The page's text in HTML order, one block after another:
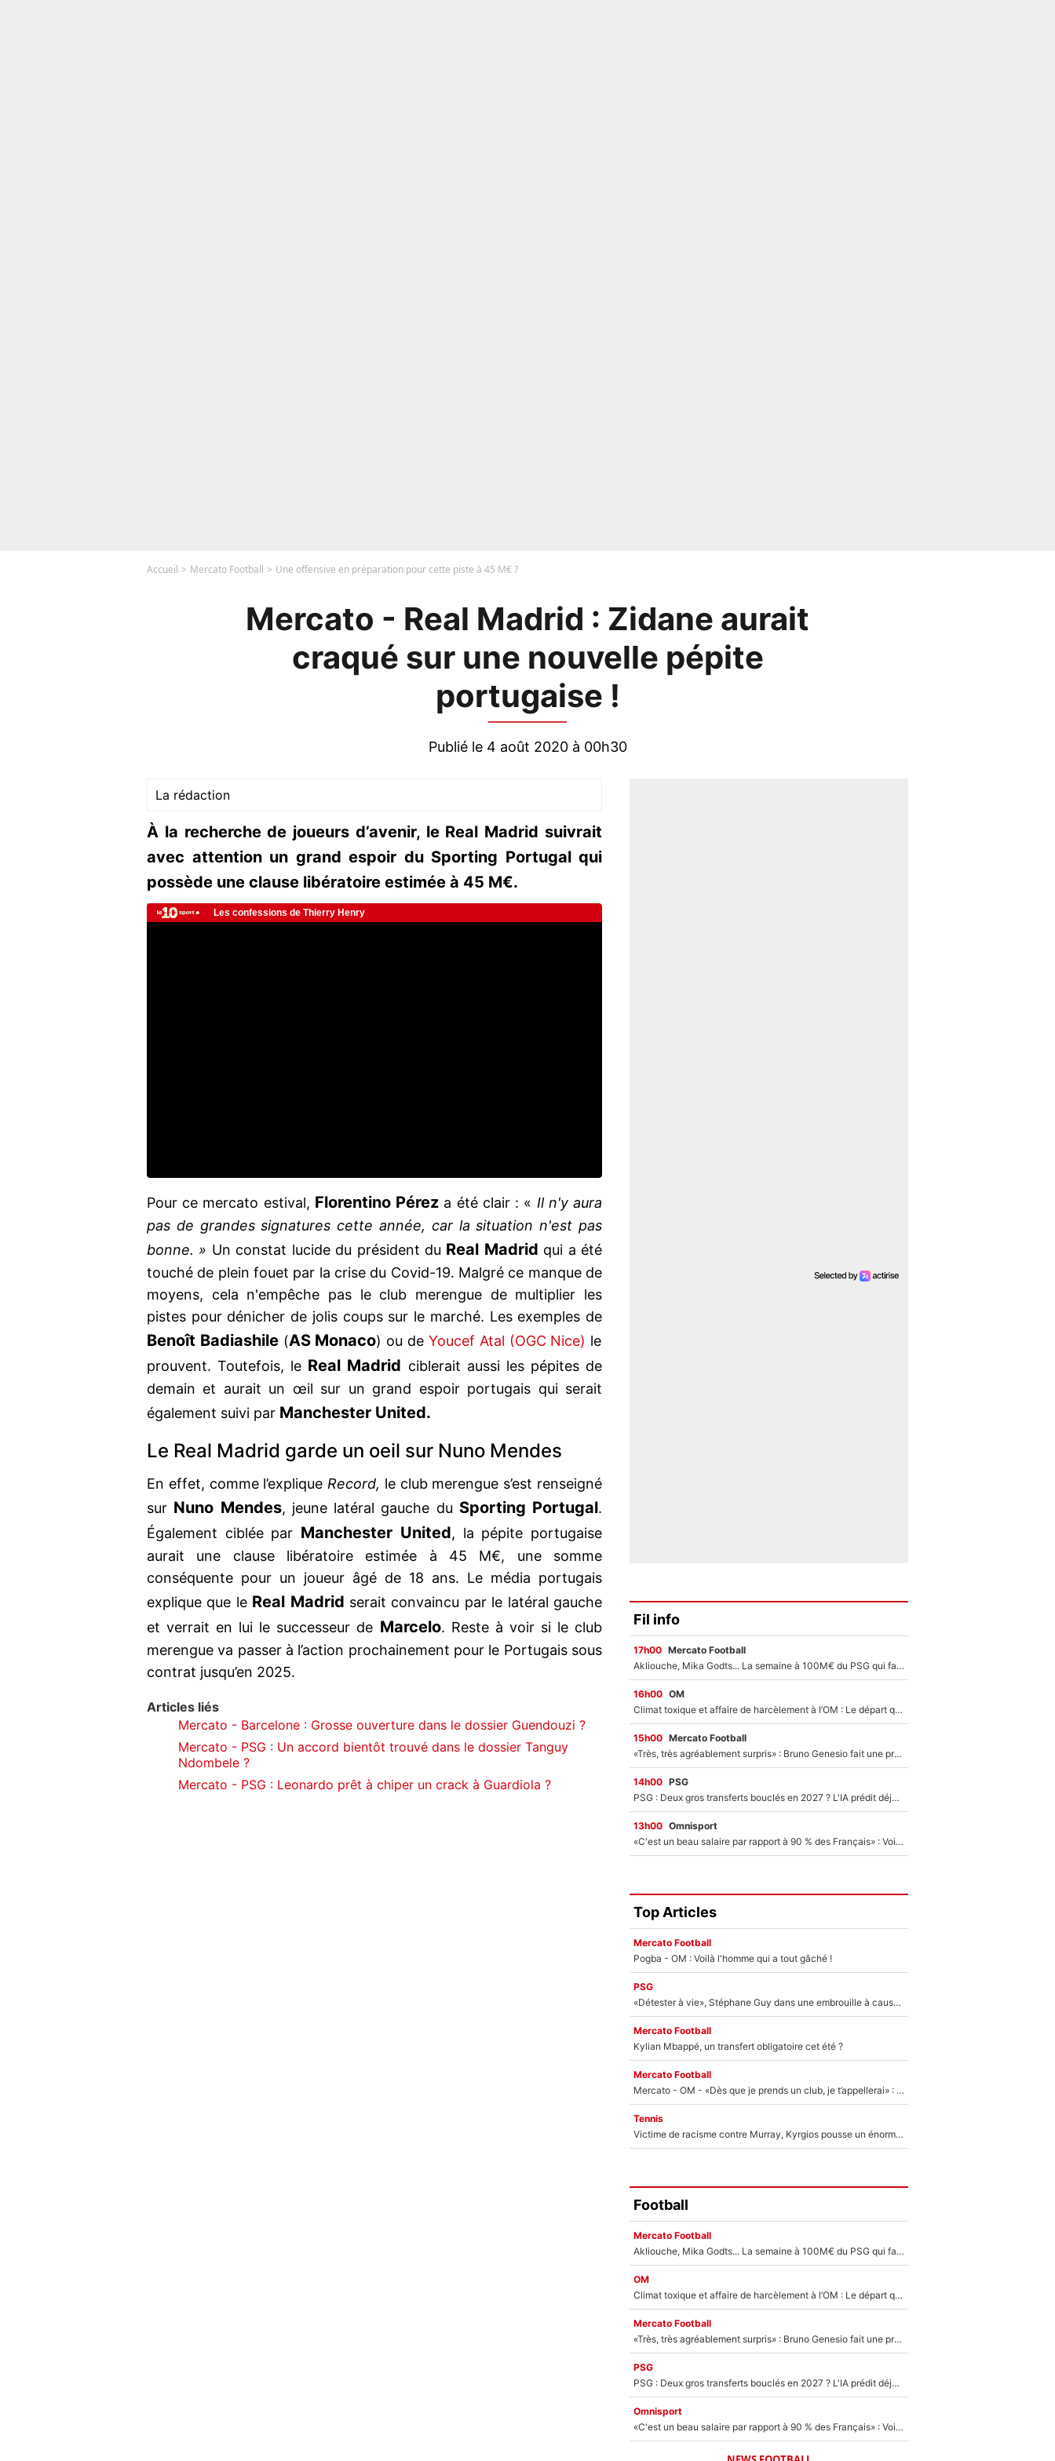
Accueil Mercato Football Une offensive en préparation pour cette piste à 45 M€ ?
Mercato - Real Madrid : Zidane aurait
craqué sur une nouvelle pépite
portugaise !
Publié le 4 août 2020 à 00h30
La rédaction
À la recherche de joueurs d’avenir, le Real Madrid suivrait
avec attention un grand espoir du Sporting Portugal qui
possède une clause libératoire estimée à 45 M€.
Pour ce mercato estival, Florentino Pérez a été clair : « Il n'y aura
pas de grandes signatures cette année, car la situation n'est pas
bonne. » Un constat lucide du président du Real Madrid qui a été
touché de plein fouet par la crise du Covid-19. Malgré ce manque de
moyens, cela n'empêche pas le club merengue de multiplier les
pistes pour dénicher de jolis coups sur le marché. Les exemples de
Benoît Badiashile(AS Monaco) ou de Youcef Atal (OGC Nice) le
prouvent. Toutefois, le Real Madrid ciblerait aussi les pépites de
demain et aurait un œil sur un grand espoir portugais qui serait
également suivi par Manchester United.
Le Real Madrid garde un oeil sur Nuno Mendes
En effet, comme l’expliqueRecord, le club merengue s’est renseigné
sur Nuno Mendes, jeune latéral gauche du Sporting Portugal.
Également ciblée par Manchester United, la pépite portugaise
aurait une clause libératoire estimée à 45 M€, une somme
conséquente pour un joueur âgé de 18 ans. Le média portugais
explique que leReal Madrid serait convaincu par le latéral gauche
et verrait en lui le successeur de Marcelo. Reste à voir si le club
merengue va passer à l’action prochainement pour le Portugais sous
contrat jusqu’en 2025.
Articles liés
Mercato - Barcelone : Grosse ouverture dans le dossier Guendouzi ?
Mercato - PSG : Un accord bientôt trouvé dans le dossier Tanguy
Ndombele ?
Mercato - PSG : Leonardo prêt à chiper un crack à Guardiola ?
Fil info
17h00 Mercato Football
Akliouche, Mika Godts... La semaine à 100M€ du PSG qui fait basculer le mercato du PSG !
16h00 OM
Climat toxique et affaire de harcèlement à l’OM : Le départ qui soulage le vestiaire de Bruno Genesio
15h00 Mercato Football
«Très, très agréablement surpris» : Bruno Genesio fait une promesse pour la suite du mercato de l’OM et rassure les supporters
14h00 PSG
PSG : Deux gros transferts bouclés en 2027 ? L'IA prédit déjà les deux joueurs qui pourraient rejoindre Luis Enrique !
13h00 Omnisport
«C'est un beau salaire par rapport à 90 % des Français» : Voilà combien touchait Nelson Monfort sur France Télévisions avant de rejoindre CNews
Top Articles
Mercato Football
Pogba - OM : Voilà l'homme qui a tout gâché !
PSG
«Détester à vie», Stéphane Guy dans une embrouille à cause du PSG !
Mercato Football
Kylian Mbappé, un transfert obligatoire cet été ?
Mercato Football
Mercato - OM - «Dès que je prends un club, je t’appellerai» : La promesse de Marcelino au moment de claquer la porte
Tennis
Victime de racisme contre Murray, Kyrgios pousse un énorme coup de gueule !
Football
Mercato Football
Akliouche, Mika Godts... La semaine à 100M€ du PSG qui fait basculer le mercato du PSG !
OM
Climat toxique et affaire de harcèlement à l’OM : Le départ qui soulage le vestiaire de Bruno Genesio
Mercato Football
«Très, très agréablement surpris» : Bruno Genesio fait une promesse pour la suite du mercato de l’OM et rassure les supporters
PSG
PSG : Deux gros transferts bouclés en 2027 ? L'IA prédit déjà les deux joueurs qui pourraient rejoindre Luis Enrique !
Omnisport
«C'est un beau salaire par rapport à 90 % des Français» : Voilà combien touchait Nelson Monfort sur France Télévisions avant de rejoindre CNews